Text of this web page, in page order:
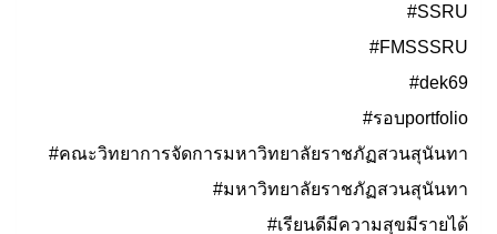
#SSRU
#FMSSSRU
#dek69
#รอบportfolio
#คณะวิทยาการจัดการมหาวิทยาลัยราชภัฏสวนสุนันทา
#มหาวิทยาลัยราชภัฏสวนสุนันทา
#เรียนดีมีความสุขมีรายได้